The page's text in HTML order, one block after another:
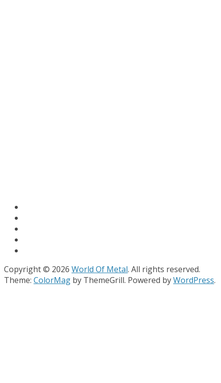
Copyright © 2026 World Of Metal. All rights reserved.
Theme: ColorMag by ThemeGrill. Powered byWordPress.